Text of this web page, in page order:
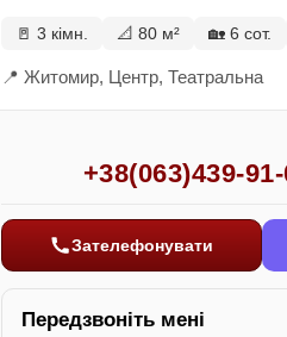
🚪 3 кімн. 📐 80 м² 🏡 6 сот.
📍 Житомир, Центр, Театральна
+38(063)439-
Зателефонувати
Передзвоніть мені